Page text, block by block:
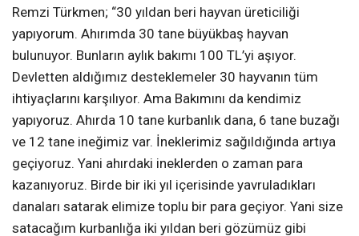
Remzi Türkmen; “30 yıldan beri hayvan üreticiliği
yapıyorum. Ahırımda 30 tane büyükbaş hayvan
bulunuyor. Bunların aylık bakımı 100 TL’yi aşıyor.
Devletten aldığımız desteklemeler 30 hayvanın tüm
ihtiyaçlarını karşılıyor. Ama Bakımını da kendimiz
yapıyoruz. Ahırda 10 tane kurbanlık dana, 6 tane buzağı
ve 12 tane ineğimiz var. İneklerimiz sağıldığında artıya
geçiyoruz. Yani ahırdaki ineklerden o zaman para
kazanıyoruz. Birde bir iki yıl içerisinde yavruladıkları
danaları satarak elimize toplu bir para geçiyor. Yani size
satacağım kurbanlığa iki yıldan beri gözümüz gibi